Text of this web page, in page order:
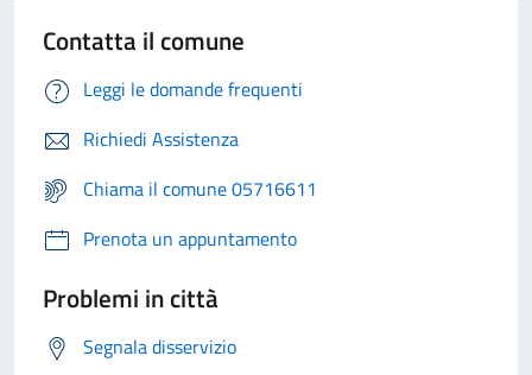
Contatta il comune
Leggi le domande frequenti
Richiedi Assistenza
Chiama il comune 05716611
Prenota un appuntamento
Problemi in città
Segnala disservizio